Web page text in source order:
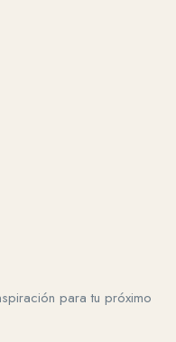
para tu próximo